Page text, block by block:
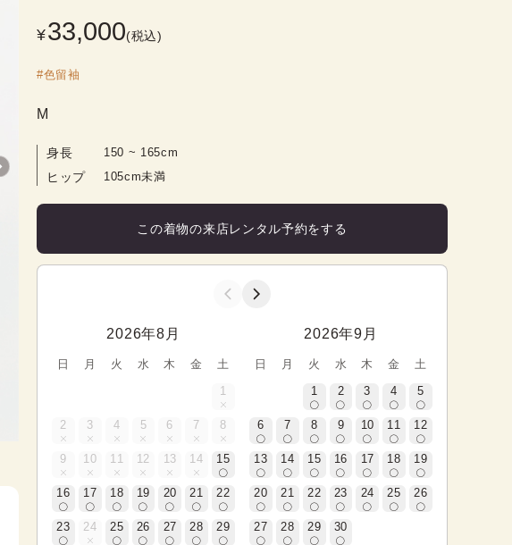
¥33,000(税込)
#色留袖
M
身長 150 ~ 165cm
ヒップ 105cm未満
この着物の来店レンタル予約をする
2026年8月
日 月 火 水 木 金
土
1
2 3 4 5 6 7 8
9 10 11 12 13 14 15
16 17 18 19 20 21 22
23 24 25 26 27 28 29
2026年9月
日 月 火 水 木 金
土
1
2 3 4 5
6 7 8 9 10 11 12
13 14 15 16 17 18 19
20 21 22 23 24 25 26
27 28 29 30